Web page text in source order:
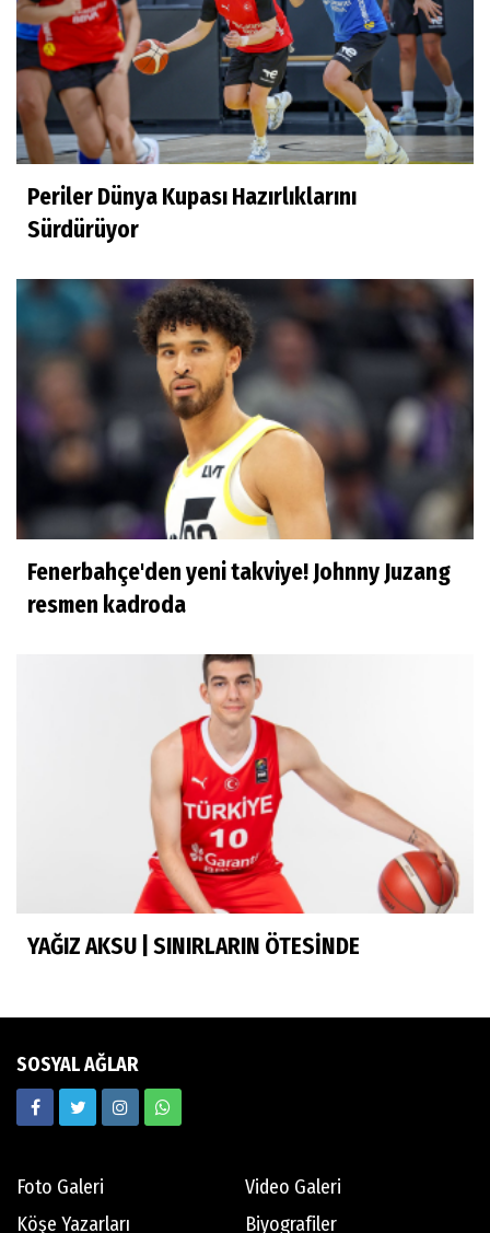
Amerikan Rüyası: Genç Türklerin NCAA
Rotası Büyüyor
Derya Yannıer
Bilimin ışığında...
Doğan Hakyemez
Ilgım Çetin
Muhteşem veda
Ece Ergez
TBL'YE YÜKSELEN İKİ BÜYÜK HİKÂYE
İhsan Bayülken
İyi ki...
Esmeral Tunçluer
Batur Abi anısına...
Murat Yosmaoğlu
Herkesin Batur Abisi
Neşe Ceylan Zengin
Ekrem Memnun
Hedef odaklı
Abdi İpekçi
Periler Dünya Kupası Hazırlıklarını
Sürdürüyor
Fenerbahçe'den yeni takviye! Johnny Juzang
resmen kadroda
YAĞIZ AKSU | SINIRLARIN ÖTESİNDE
SOSYAL AĞLAR
Foto Galeri
Video Galeri
Köşe Yazarları
Biyografiler